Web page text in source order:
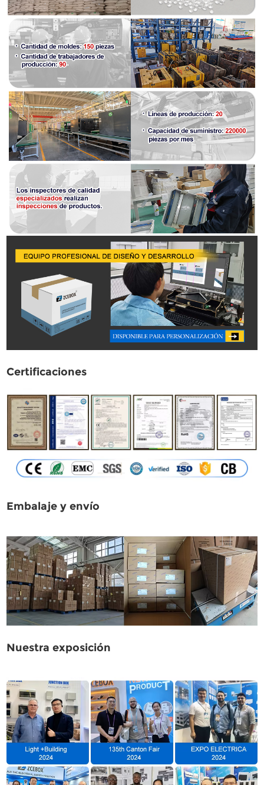
Certificaciones
Embalaje y envío
Nuestra exposición